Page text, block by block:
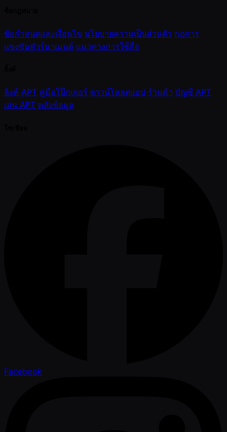
ข้อกำหนดและเงื่อนไข นโยบายความเป็นส่วนตัว กฎการ
แข่งขันทัวร์นาเมนต์ แนวทางการใช้สื่อ
ลิงค์ APT คู่มือโป๊กเกอร์ ดาวน์โหลดแอป ร้านค้า บัญชี APT
เล่น APT คลังข้อมูล
Facebook